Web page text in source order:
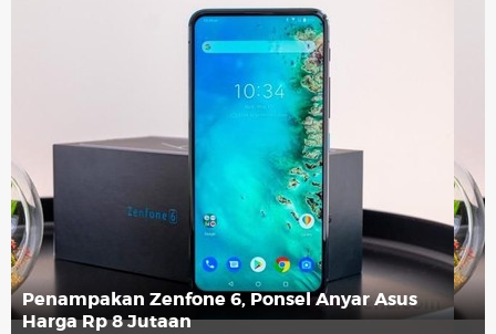
Penampakan Zenfone 6, Ponsel Anyar Asus
Harga Rp 8 Jutaan